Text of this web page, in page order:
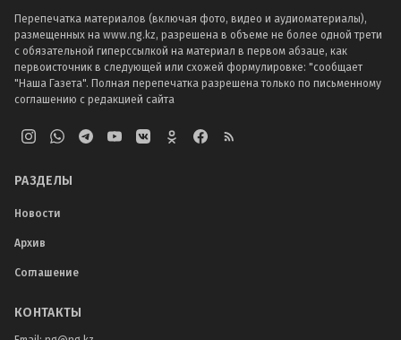
Перепечатка материалов (включая фото, видео и аудиоматериалы),
размещенных на www.ng.kz, разрешена в объеме не более одной трети
с обязательной гиперссылкой на материал в первом абзаце, как
первоисточник в следующей или схожей формулировке: "сообщает
"Наша Газета". Полная перепечатка разрешена только по письменному
соглашению с редакцией сайта
РАЗДЕЛЫ
Новости
Архив
Соглашение
КОНТАКТЫ